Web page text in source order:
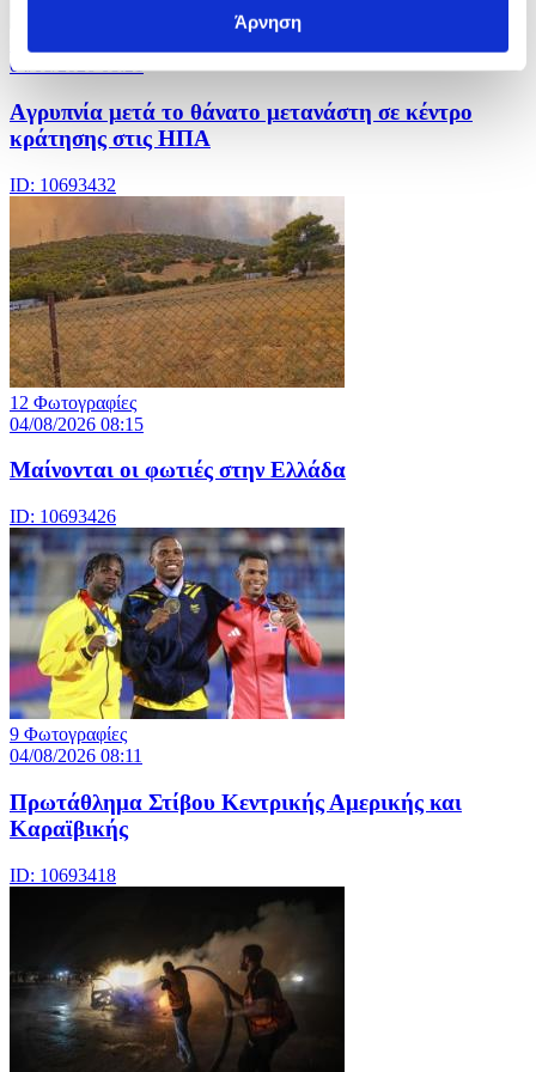
Άρνηση
04/08/2026 08:21
Aγρυπνία μετά το θάνατο μετανάστη σε κέντρο
κράτησης στις ΗΠΑ
ID: 10693432
12 Φωτογραφίες
04/08/2026 08:15
Μαίνονται οι φωτιές στην Ελλάδα
ID: 10693426
9 Φωτογραφίες
04/08/2026 08:11
Πρωτάθλημα Στίβου Κεντρικής Αμερικής και
Καραϊβικής
ID: 10693418